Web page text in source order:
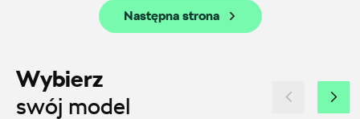
Następna strona
Wybierz
swój model
Auto-Blak